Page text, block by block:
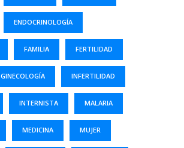
ENDOCRINOLOGÍA
FAMILIA FERTILIDAD
GINECOLOGÍA INFERTILIDAD
INTERNISTA MALARIA
MEDICINA MUJER